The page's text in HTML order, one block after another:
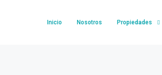
Inicio Nosotros Propiedades